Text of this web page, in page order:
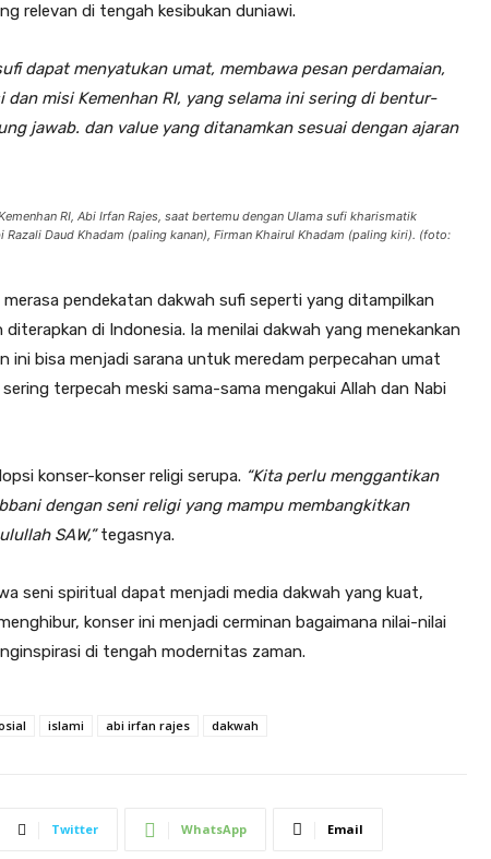
relevan di tengah kesibukan duniawi.
dapat menyatukan umat, membawa pesan perdamaian,
misi Kemenhan RI, yang selama ini sering di bentur-
jawab. dan value yang ditanamkan sesuai dengan ajaran
RI, Abi Irfan Rajes, saat bertemu dengan Ulama sufi kharismatik
Daud Khadam (paling kanan), Firman Khairul Khadam (paling kiri). (foto:
pendekatan dakwah sufi seperti yang ditampilkan
di Indonesia. Ia menilai dakwah yang menekankan
ini bisa menjadi sarana untuk meredam perpecahan umat
terpecah meski sama-sama mengakui Allah dan Nabi
konser-konser religi serupa. “Kita perlu menggantikan
dengan seni religi yang mampu membangkitkan
SAW,”tegasnya.
seni spiritual dapat menjadi media dakwah yang kuat,
konser ini menjadi cerminan bagaimana nilai-nilai
di tengah modernitas zaman.
islami abi irfan rajes dakwah
Twitter WhatsApp Email